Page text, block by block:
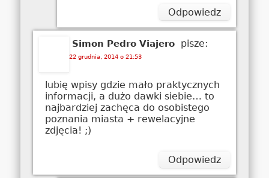
Odpowiedz
Simon Pedro Viajero pisze:
22 grudnia, 2014 o 21:53
lubię wpisy gdzie mało praktycznych
informacji, a dużo dawki siebie… to
najbardziej zachęca do osobistego
poznania miasta + rewelacyjne
zdjęcia! ;)
Odpowiedz